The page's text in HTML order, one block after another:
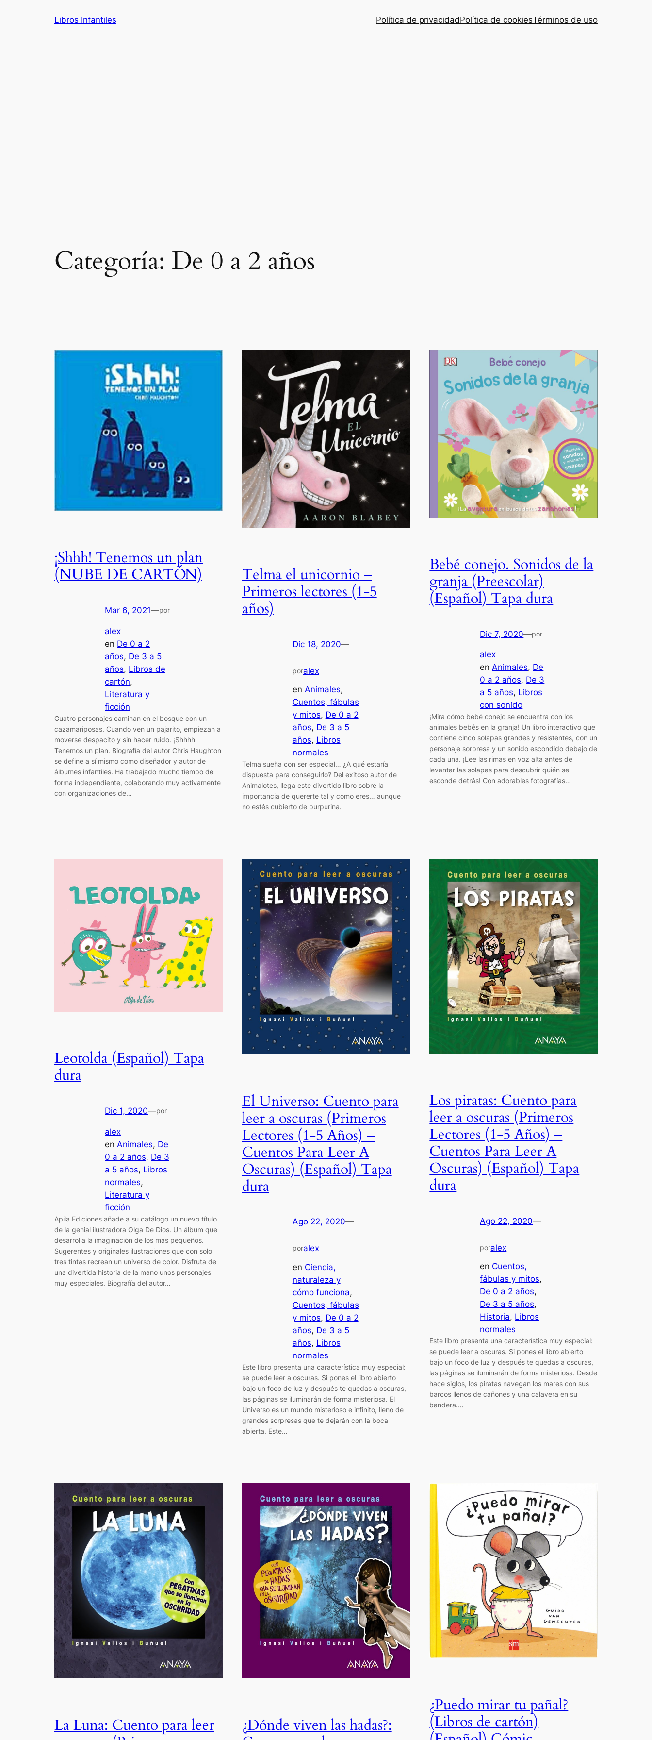
Libros Infantiles Política de privacidadPolítica de cookiesTérminos de uso
Categoría: De 0 a 2 años
¡Shhh! Tenemos un plan
(NUBE DE CARTÓN)
Mar 6, 2021—por
alex
en De 0 a 2
años, De 3 a 5
años, Libros de
cartón
Literatura y
ficción
Cuatro personajes caminan en el bosque con un
cazamariposas. Cuando ven un pajarito, empiezan a
moverse despacito y sin hacer ruido. ¡Shhhh!
Tenemos un plan. Biografía del autor Chris Haughton
se define a sí mismo como diseñador y autor de
álbumes infantiles. Ha trabajado mucho tiempo de
forma independiente, colaborando muy activamente
con organizaciones de…
Telma el unicornio –
Primeros lectores (1-5
años)
Dic 18, 2020—
poralex
en Animales
Cuentos, fábulas
y mitos, De 0 a 2
años, De 3 a 5
años, Libros
normales
Telma sueña con ser especial… ¿A qué estaría
dispuesta para conseguirlo? Del exitoso autor de
Animalotes, llega este divertido libro sobre la
importancia de quererte tal y como eres… aunque
no estés cubierto de purpurina.
Bebé conejo. Sonidos de la
granja (Preescolar)
(Español) Tapa dura
Dic 7, 2020—por
alex
enAnimales, De
0 a 2 años, De 3
a 5 años, Libros
con sonido
¡Mira cómo bebé conejo se encuentra con los
animales bebés en la granja! Un libro interactivo que
contiene cinco solapas grandes y resistentes, con un
personaje sorpresa y un sonido escondido debajo de
cada una. ¡Lee las rimas en voz alta antes de
levantar las solapas para descubrir quién se
esconde detrás! Con adorables fotografías…
Leotolda (Español) Tapa
dura
Dic 1, 2020—por
alex
en Animales, De
0 a 2 años, De 3
a 5 años, Libros
normales
Literatura y
ficción
Apila Ediciones añade a su catálogo un nuevo título
de la genial ilustradora Olga De Dios. Un álbum que
desarrolla la imaginación de los más pequeños.
Sugerentes y originales ilustraciones que con solo
tres tintas recrean un universo de color. Disfruta de
una divertida historia de la mano unos personajes
muy especiales. Biografía del autor…
El Universo: Cuento para
leer a oscuras (Primeros
Lectores (1-5 Años) –
Cuentos Para Leer A
Oscuras) (Español) Tapa
dura
Ago 22, 2020—
poralex
en Ciencia,
naturaleza y
cómo funciona
Cuentos, fábulas
y mitos, De 0 a 2
años, De 3 a 5
años, Libros
normales
Este libro presenta una característica muy especial:
se puede leer a oscuras. Si pones el libro abierto
bajo un foco de luz y después te quedas a oscuras,
las páginas se iluminarán de forma misteriosa. El
Universo es un mundo misterioso e infinito, lleno de
grandes sorpresas que te dejarán con la boca
abierta. Este…
Los piratas: Cuento para
leer a oscuras (Primeros
Lectores (1-5 Años) –
Cuentos Para Leer A
Oscuras) (Español) Tapa
dura
Ago 22, 2020—
poralex
en Cuentos,
fábulas y mitos
De 0 a 2 años
De 3 a 5 años
Historia, Libros
normales
Este libro presenta una característica muy especial:
se puede leer a oscuras. Si pones el libro abierto
bajo un foco de luz y después te quedas a oscuras,
las páginas se iluminarán de forma misteriosa. Desde
hace siglos, los piratas navegan los mares con sus
barcos llenos de cañones y una calavera en su
bandera.…
La Luna: Cuento para leer
¿Dónde viven las hadas?:
¿Puedo mirar tu pañal?
(Libros de cartón)